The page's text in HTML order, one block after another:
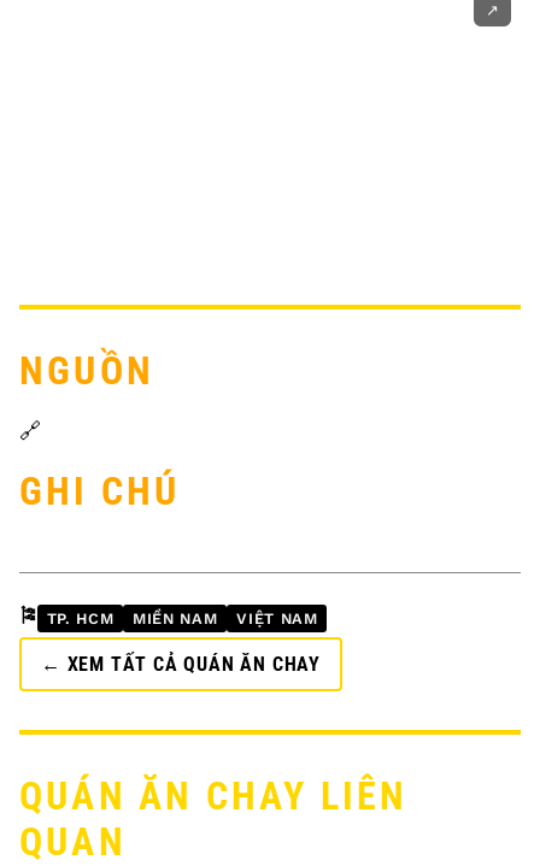
↗️
NGUỒN
🔗
GHI CHÚ
🎏 TP. HCM MIỀN NAM VIỆT NAM
← XEM TẤT CẢ QUÁN ĂN CHAY
QUÁN ĂN CHAY LIÊN
QUAN